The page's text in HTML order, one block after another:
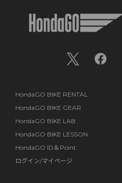
HondaGO BIKE RENTAL
HondaGO BIKE GEAR
HondaGO BIKE LAB
HondaGO BIKE LESSON
HondaGO ID＆Point
ログイン/マイページ